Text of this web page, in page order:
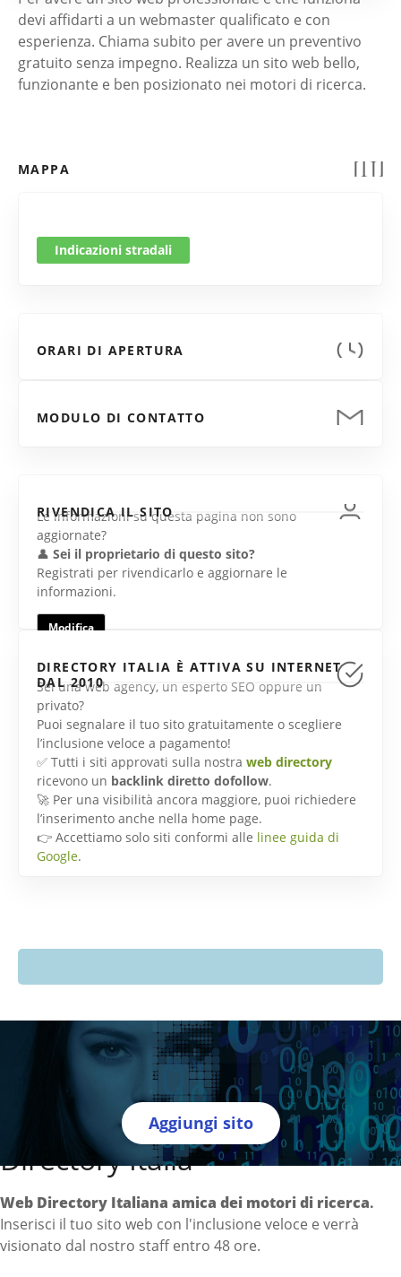
devi affidarti a un webmaster qualificato e con
esperienza. Chiama subito per avere un preventivo
gratuito senza impegno. Realizza un sito web bello,
funzionante e ben posizionato nei motori di ricerca.
MAPPA
Indicazioni stradali
ORARI DI APERTURA
MODULO DI CONTATTO
RIVENDICA IL SITO
Le informazioni su questa pagina non sono
aggiornate?
👤 Sei il proprietario di questo sito?
Registrati per rivendicarlo e aggiornare le
informazioni.
Modifica
DIRECTORY ITALIA È ATTIVA SU INTERNET
DAL 2010
Sei una web agency, un esperto SEO oppure un
privato?
Puoi segnalare il tuo sito gratuitamente o scegliere
l’inclusione veloce a pagamento!
✅ Tutti i siti approvati sulla nostra web directory
ricevono un backlink diretto dofollow.
🚀 Per una visibilità ancora maggiore, puoi richiedere
l’inserimento anche nella home page.
👉 Accettiamo solo siti conformi alle linee guida di
Google.
Aggiungi sito
Directory Italia
Web Directory Italiana amica dei motori di ricerca.
Inserisci il tuo sito web con l'inclusione veloce e verrà
visionato dal nostro staff entro 48 ore.